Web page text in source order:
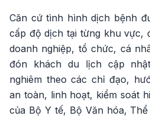
Căn cứ tình hình dịch bệnh
cấp độ dịch tại từng khu vực,
doanh nghiệp, tổ chức, cá
đón khách du lịch cập
nghiêm theo các chỉ đạo,
an toàn, linh hoạt, kiểm soát
của Bộ Y tế, Bộ Văn hóa,